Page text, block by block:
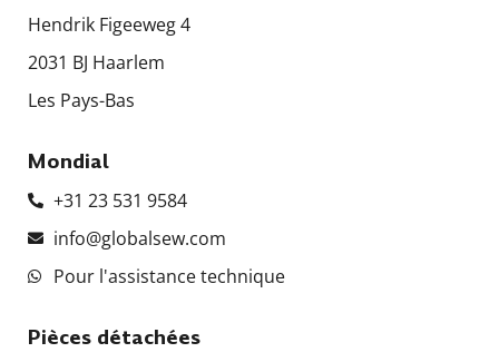
Hendrik Figeeweg 4
2031 BJ Haarlem
Les Pays-Bas
Mondial
+31 23 531 9584
info@globalsew.com
Pour l'assistance technique
Pièces détachées